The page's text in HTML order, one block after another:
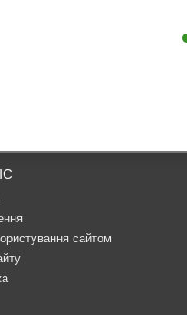
сайтом